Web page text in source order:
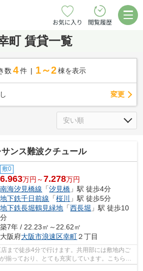
お気に入り 閲覧履歴
町 賃貸一覧
数 4 件 1～2 棟を表示
変更
サンス難波クチュール
敷0
6.963万円～7.278万円
南海汐見橋線 「汐見橋 」駅 徒歩4分
地下鉄千日前線 「桜川
」駅 徒歩5分
地下鉄長堀鶴見緑地 「西長堀 」駅 徒歩10
分
築7年 / 22.23㎡～22.62㎡
大阪府大阪市浪速区幸町２丁目
まで徒歩4分で行けます。共用部には敷地内ご
揃っており、とても充実しています。こちらは
いただけ...